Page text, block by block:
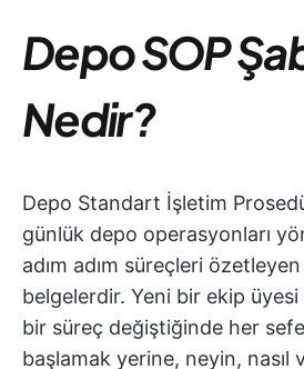
Depo SOP
Nedir?
Depo Standart İşletim
günlük depo operasyonları
adım adım süreçleri özetleyen
belgelerdir. Yeni bir ekip üyesi
bir süreç değiştiğinde her
başlamak yerine, neyin, nasıl